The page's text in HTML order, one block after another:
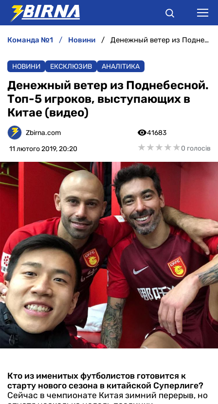
АНАЛІТИКА
ІНТЕРВ'Ю
РІЗНЕ
команда №1 новини Денежный ветер из Поднебесной. Топ-5 игроков, выступающих в Китае (видео)
НОВИНИ ЕКСКЛЮЗИВ АНАЛІТИКА
Денежный ветер из Поднебесной.
Топ-5 игроков, выступающих в
Китае (видео)
Zbirna.com
11 лютого 2019, 20:20
41683
★★★★★
★★★★★0 голосів
Кто из именитых футболистов готовится к
старту нового сезона в китайской Суперлиге?
Сейчас в чемпионате Китая зимний перерыв, но